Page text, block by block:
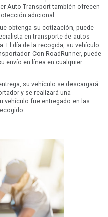
Auto Transport también ofrecen
adicional.
obtenga su cotización, puede
en transporte de autos
El día de la recogida, su vehículo
Con RoadRunner, puede
envío en línea en cualquier
su vehículo se descargará
y se realizará una
vehículo fue entregado en las